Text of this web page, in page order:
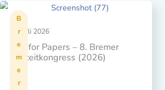
B
r
e
m
e
r
09. Juli 2026
Call for Papers – 8. Bremer
Freizeitkongress (2026)